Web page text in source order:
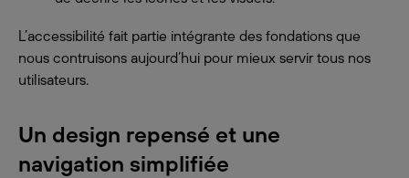
L’accessibilité fait partie intégrante des fondations que
nous contruisons aujourd’hui pour mieux servir tous nos
utilisateurs.
Un design repensé et une
navigation simplifiée